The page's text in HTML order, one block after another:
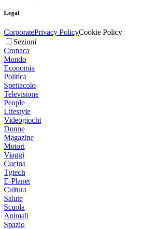
Legal
CorporatePrivacy PolicyCookie Policy
Sezioni
Cronaca
Mondo
Economia
Politica
Spettacolo
Televisione
People
Lifestyle
Videogiochi
Donne
Magazine
Motori
Viaggi
Cucina
Tgtech
E-Planet
Cultura
Salute
Scuola
Animali
Spazio